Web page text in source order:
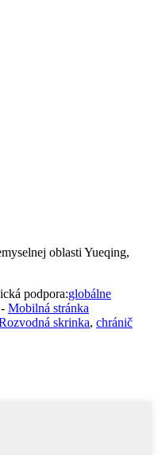
oblasti Yueqing,
podpora:globálne
- Mobilná stránka
skrinka, chránič